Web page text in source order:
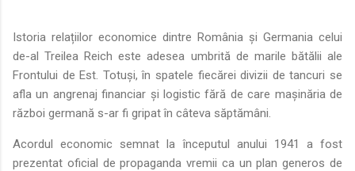
Istoria relațiilor economice dintre România și Germania celui
de-al Treilea Reich este adesea umbrită de marile bătălii ale
Frontului de Est. Totuși, în spatele fiecărei divizii de tancuri se
afla un angrenaj financiar și logistic fără de care mașinăria de
război germană s-ar fi gripat în câteva săptămâni.
Acordul economic semnat la începutul anului 1941 a fost
prezentat oficial de propaganda vremii ca un plan generos de